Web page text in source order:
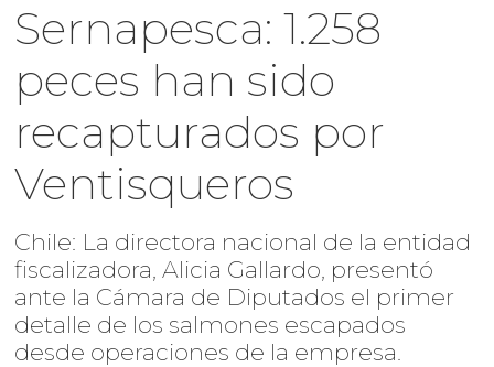
Sernapesca: 1.258
peces han sido
recapturados por
Ventisqueros
Chile: La directora nacional de la entidad
fiscalizadora, Alicia Gallardo, presentó
ante la Cámara de Diputados el primer
detalle de los salmones escapados
desde operaciones de la empresa.